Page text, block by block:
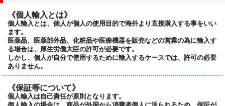
《個人輸入とは》
個人輸入とは、個人が個人の使用目的で海外より直接購入する事をいい
ます。
医薬品、医薬部外品、化粧品や医療機器を販売などの営業の為に輸入す
る場合は、厚生労働大臣の許可が必要です。
しかし、個人が自分で使用するために輸入するケースでは、許可の必要
ありません。
《保証等について》
個人輸入は自己責任が原則となります。